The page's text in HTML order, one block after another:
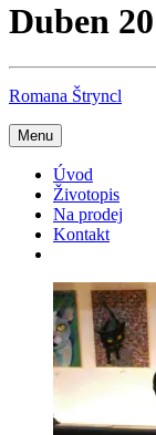
Duben
Romana Štryncl
Menu
Úvod
Životopis
Na prodej
Kontakt